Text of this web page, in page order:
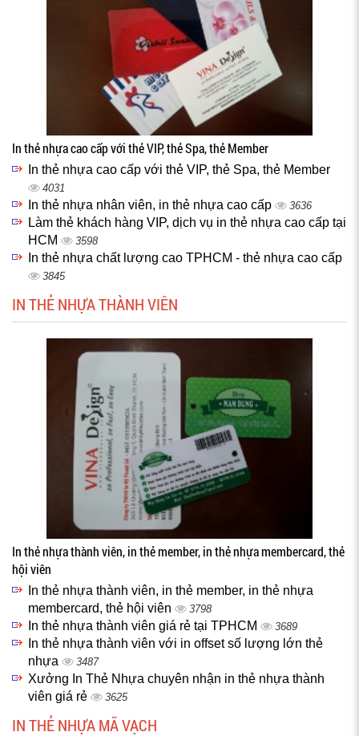
In thẻ nhựa cao cấp với thẻ VIP, thẻ Spa, thẻ Member
In thẻ nhựa cao cấp với thẻ VIP, thẻ Spa, thẻ Member
4031
In thẻ nhựa nhân viên, in thẻ nhựa cao cấp 3636
Làm thẻ khách hàng VIP, dịch vụ in thẻ nhựa cao cấp tại
HCM
3598
In thẻ nhựa chất lượng cao TPHCM - thẻ nhựa cao cấp
3845
IN THẺ NHỰA THÀNH VIÊN
In thẻ nhựa thành viên, in thẻ member, in thẻ nhựa membercard, thẻ
hội viên
In thẻ nhựa thành viên, in thẻ member, in thẻ nhựa
membercard, thẻ hội viên
3798
In thẻ nhựa thành viên giá rẻ tại TPHCM 3689
In thẻ nhựa thành viên với in offset số lượng lớn thẻ
nhựa
3487
Xưởng In Thẻ Nhựa chuyên nhận in thẻ nhựa thành
viên giá rẻ
3625
IN THẺ NHỰA MÃ VẠCH